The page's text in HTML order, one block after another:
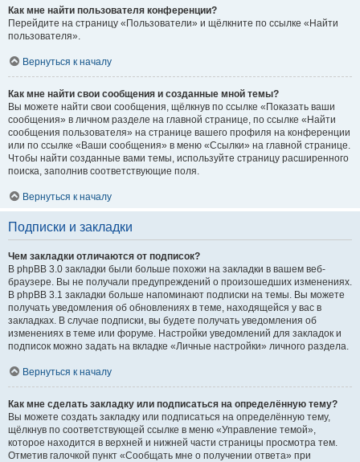
Как мне найти пользователя конференции?
Перейдите на страницу «Пользователи» и щёлкните по ссылке «Найти
пользователя».
Вернуться к началу
Как мне найти свои сообщения и созданные мной темы?
Вы можете найти свои сообщения, щёлкнув по ссылке «Показать ваши
сообщения» в личном разделе на главной странице, по ссылке «Найти
сообщения пользователя» на странице вашего профиля на конференции
или по ссылке «Ваши сообщения» в меню «Ссылки» на главной странице.
Чтобы найти созданные вами темы, используйте страницу расширенного
поиска, заполнив соответствующие поля.
Вернуться к началу
Подписки и закладки
Чем закладки отличаются от подписок?
В phpBB 3.0 закладки были больше похожи на закладки в вашем веб-
браузере. Вы не получали предупреждений о произошедших изменениях.
В phpBB 3.1 закладки больше напоминают подписки на темы. Вы можете
получать уведомления об обновлениях в теме, находящейся у вас в
закладках. В случае подписки, вы будете получать уведомления об
изменениях в теме или форуме. Настройки уведомлений для закладок и
подписок можно задать на вкладке «Личные настройки» личного раздела.
Вернуться к началу
Как мне сделать закладку или подписаться на определённую тему?
Вы можете создать закладку или подписаться на определённую тему,
щёлкнув по соответствующей ссылке в меню «Управление темой»,
которое находится в верхней и нижней части страницы просмотра тем.
Отметив галочкой пункт «Сообщать мне о получении ответа» при